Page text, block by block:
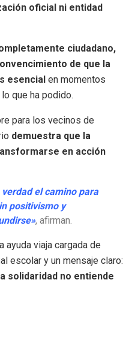
oficial ni entidad
ciudadano,
de que la
esencial en momentos
que ha podido.
para los vecinos de
demuestra que la
en acción
el camino para
positivismo y
, afirman.
ayuda viaja cargada de
escolar y un mensaje claro:
solidaridad no entiende